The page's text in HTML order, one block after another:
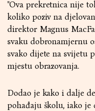
"Ova prekretnica nije
koliko poziv na
direktor Magnus
svaku dobronamjernu
svako dijete na svijetu
mjestu obrazovanja.
Dodao je kako i dalje
pohađaju školu, iako je